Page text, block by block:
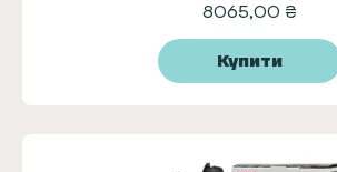
8065,00 ₴
Купити